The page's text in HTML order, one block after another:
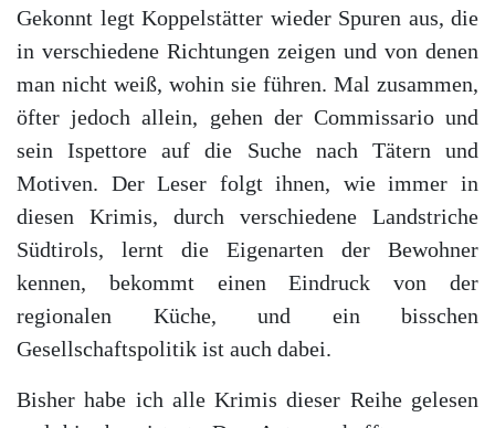
Gekonnt legt Koppelstätter wieder Spuren aus, die
in verschiedene Richtungen zeigen und von denen
man nicht weiß, wohin sie führen. Mal zusammen,
öfter jedoch allein, gehen der Commissario und
sein Ispettore auf die Suche nach Tätern und
Motiven. Der Leser folgt ihnen, wie immer in
diesen Krimis, durch verschiedene Landstriche
Südtirols, lernt die Eigenarten der Bewohner
kennen, bekommt einen Eindruck von der
regionalen Küche, und ein bisschen
Gesellschaftspolitik ist auch dabei.
Bisher habe ich alle Krimis dieser Reihe gelesen